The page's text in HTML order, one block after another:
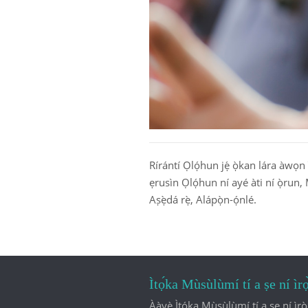
Rírántí Ọlọ́hun jẹ́ ọ̀kan lára
ẹrusìn Ọlọ́hun ní ayé àti ní
Aṣẹ̀dá rẹ̀, Alápọ̀n-ọ́nlé.
Ìtọ́ka Mùsùlùmí tí a ṣe ní
Ààyè Ìtọ́ka Mùsùlùmí tí a ṣe ní